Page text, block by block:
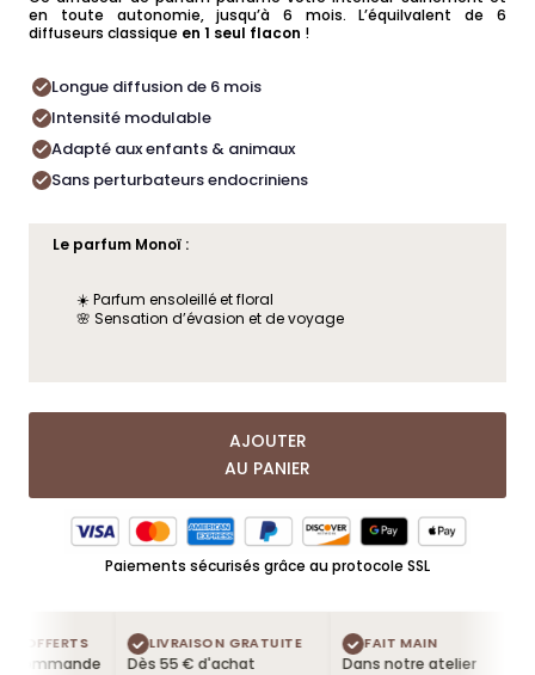
en toute autonomie, jusqu’à 6 mois. L’équilvalent de 6
diffuseurs classique en 1 seul flacon !
Longue diffusion de 6 mois
Intensité modulable
Adapté aux enfants & animaux
Sans perturbateurs endocriniens
Le parfum Monoï :
☀️ Parfum ensoleillé et floral
🌸 Sensation d’évasion et de voyage
AJOUTER
AU PANIER
Paiements sécurisés grâce au protocole SSL
OFFERTS LIVRAISON GRATUITE
Dès 55 € d'achat
FAIT MAIN
Dans notre atelier